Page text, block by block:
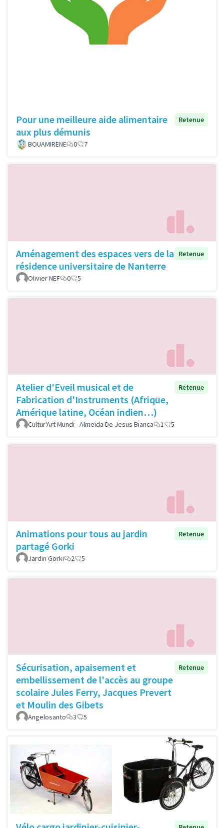
Pour une meilleure aide alimentaire
aux plus démunis
Retenue
BOUAMIRENE 0 7
Aménagement des espaces vers de la
résidence universitaire de Nanterre
Retenue
Olivier NEF 0 5
Atelier d'Eveil musical et de
Fabrication d'Instruments (Afrique,
Amérique latine, Océan indien…)
Retenue
Cultur'Art Mundi - Almeida De Jesus Bianca 1 5
Animations pour tous au jardin
partagé Gorki
Retenue
Jardin Gorki 2 5
Sécurisation, apaisement et
embellissement de l'accès au groupe
scolaire Jules Ferry, Jacques Prevert
et Moulin des Gibets
Retenue
Angelosanto 3 5